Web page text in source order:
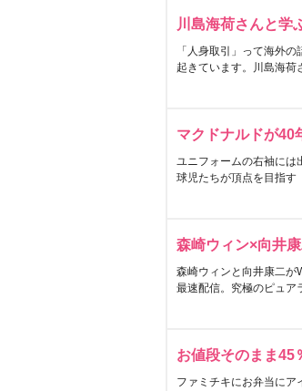
川島海荷さんと学
「人身取引」って海外
起きています。川島海荷
マクドナルドが40
ユニフォームの右袖には
球児たちが頂点を目指す
森崎ウィン×向井
森崎ウィンと向井康二が
最速配信。究極のピュア
お値段そのまま45
ファミチキにお弁当にア